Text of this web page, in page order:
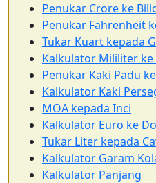
Penukar Crore ke
Penukar Fahrenheit
Tukar Kuart kepada
Kalkulator Mililiter ke
Penukar Kaki Padu
Kalkulator Kaki
MOA kepada Inci
Kalkulator Euro ke
Tukar Liter kepada
Kalkulator Garam
Kalkulator Panjang